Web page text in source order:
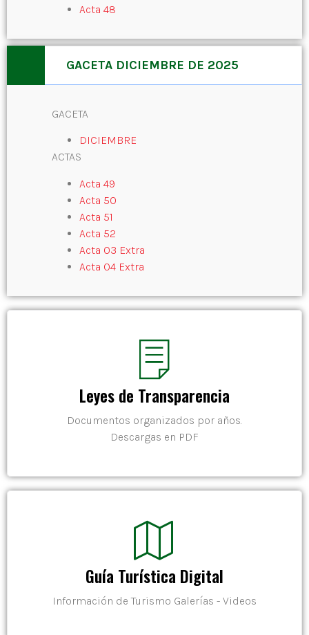
Acta 48
GACETA DICIEMBRE DE 2025
GACETA
DICIEMBRE
ACTAS
Acta 49
Acta 50
Acta 51
Acta 52
Acta 03 Extra
Acta 04 Extra
Leyes de Transparencia
Documentos organizados por años.
Descargas en PDF
Guía Turística Digital
Información de Turismo Galerías - Videos